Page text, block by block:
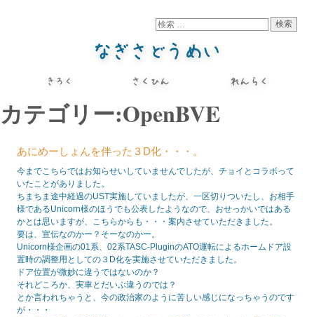
カテゴリー:OpenBVE
あにめーしょんを伴った３D化・・・。
今までこちらではお知らせいしていませんでしたが、チョイとコラボって
いたことがありました。
ちまちま途中経過のUST実施していましたが、一区切りついたし、お相手
様であるUnicorn様のほうでも公表したようなので、おせっかいではある
かとは思いますが、こちらからも・・・案内させていただきました。
要は、宣伝なのかー？そーなのかー。
Unicorn様企画の01系、02系TASC-PluginのATO運転によるホームドア設
置時の調整用としての３D化を実施させていただきました。
ドア位置が微妙に違うではないのか？
それどころか、実車とだいぶ違うのでは？
とか言われちゃうと、今の政治家のように苦しい感じになっちゃうのです
が・・・